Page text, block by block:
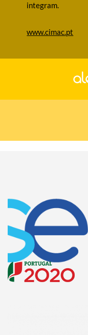
integram.
www.cimac.pt